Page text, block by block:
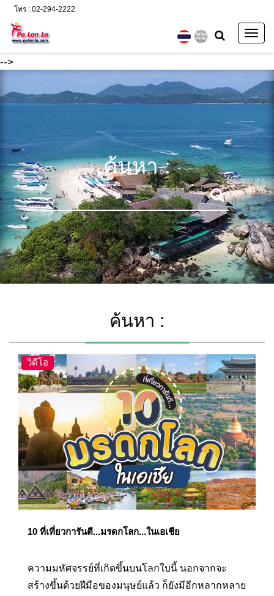
-->
โทร : 02-294-2222
ค้นหา :
ค้นหา :
วิดีโอ
10 ที่เที่ยวการันตี...มรดกโลก...ในเอเชีย
ความมหัศจรรย์ที่เกิดขึ้นบนโลกใบนี้ นอกจากจะ
สร้างขึ้นด้วยฝีมือของมนุษย์แล้ว ก็ยังมีอีกหลากหลาย